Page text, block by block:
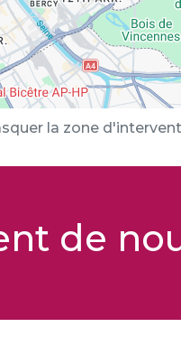
la zone
de